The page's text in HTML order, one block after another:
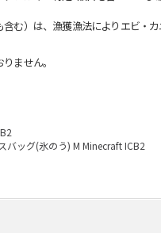
）は、漁獲漁法によりエビ・
ません。
バッグ(氷のう) M Minecraft ICB2